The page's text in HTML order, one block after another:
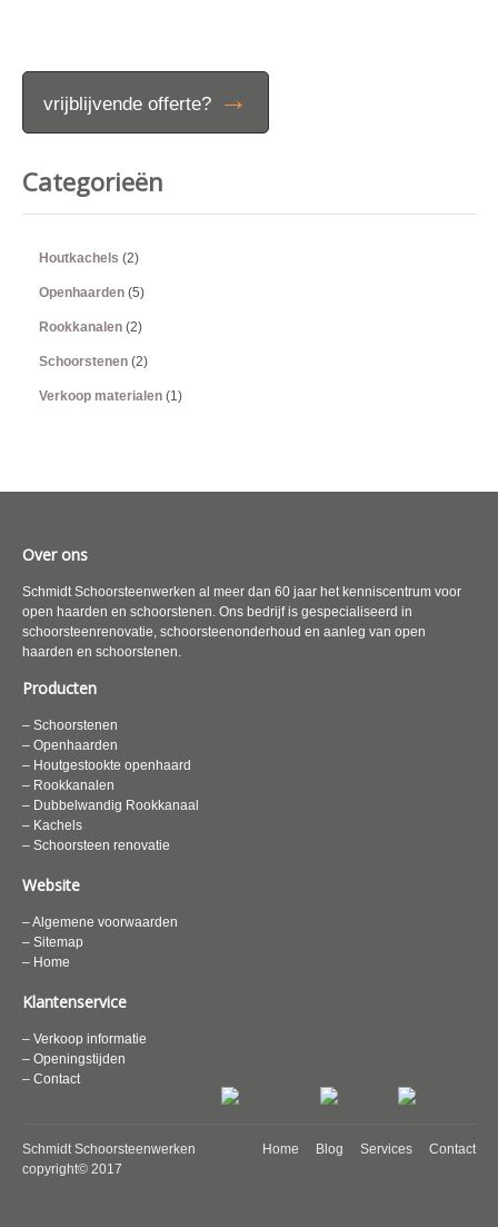
vrijblijvende offerte? →
Categorieën
Houtkachels (2)
Openhaarden (5)
Rookkanalen (2)
Schoorstenen (2)
Verkoop materialen (1)
Over ons
Schmidt Schoorsteenwerken al meer dan 60 jaar het kenniscentrum voor
open haarden en schoorstenen. Ons bedrijf is gespecialiseerd in
schoorsteenrenovatie, schoorsteenonderhoud en aanleg van open
haarden en schoorstenen.
Producten
– Schoorstenen
– Openhaarden
– Houtgestookte openhaard
– Rookkanalen
– Dubbelwandig Rookkanaal
– Kachels
– Schoorsteen renovatie
Website
– Algemene voorwaarden
– Sitemap
– Home
Klantenservice
– Verkoop informatie
– Openingstijden
– Contact
Home Blog Services Contact
Schmidt Schoorsteenwerken
copyright© 2017